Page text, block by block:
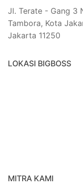
Jl. Terate - Gang 3
Tambora, Kota
Jakarta 11250
LOKASI BIGBOSS
MITRA KAMI